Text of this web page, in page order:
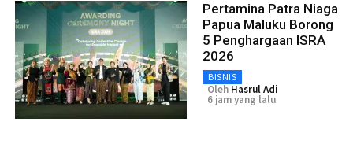
Pertamina Patra Niaga
Papua Maluku Borong
5 Penghargaan ISRA
2026
BISNIS
Oleh Hasrul Adi
6 jam yang lalu